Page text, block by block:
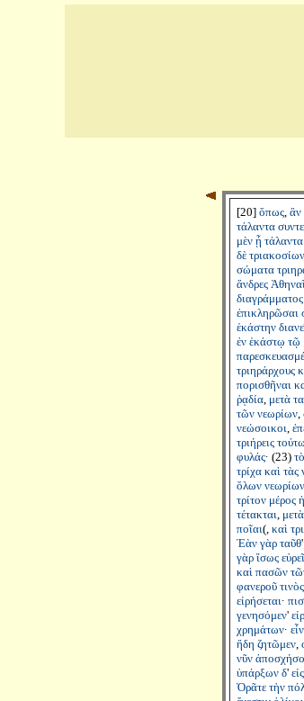
[20] ὅπως, ἂν
τάλαντα
μὲν ᾖ τάλαντα
δὲ τριακοσίων
σώματα
ἄνδρες
διαγράμματος
ἐπικληρῶσαι
ἑκάστην
ἐν ἑκάστῳ τῷ
τριηράρχους
πορισθῆναι
ῥᾳδία, μετὰ
τῶν νεωρίων,
νεώσοικοι,
τριήρεις
φυλάς· (23)
τρίχα καὶ τὰς
ὅλων νεωρίων
τρίτον μέρος ἡ
τέτακται, μετὰ
ποῖαι(, καὶ
Ἐὰν γὰρ ταῦθ'
γὰρ ἴσως
καὶ πασῶν
φανεροῦ τινὸς
εἰρήσεται·
γενησόμεν'
χρημάτων·
ἤδη ζητῶμεν,
νῦν
ὑπάρξων δ' εἰς
Ὁρᾶτε τὴν